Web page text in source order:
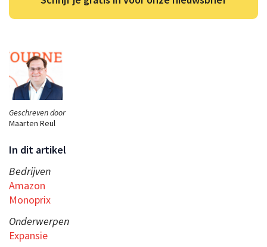
Geschreven door
Maarten Reul
In dit artikel
Bedrijven
Amazon
Monoprix
Onderwerpen
Expansie